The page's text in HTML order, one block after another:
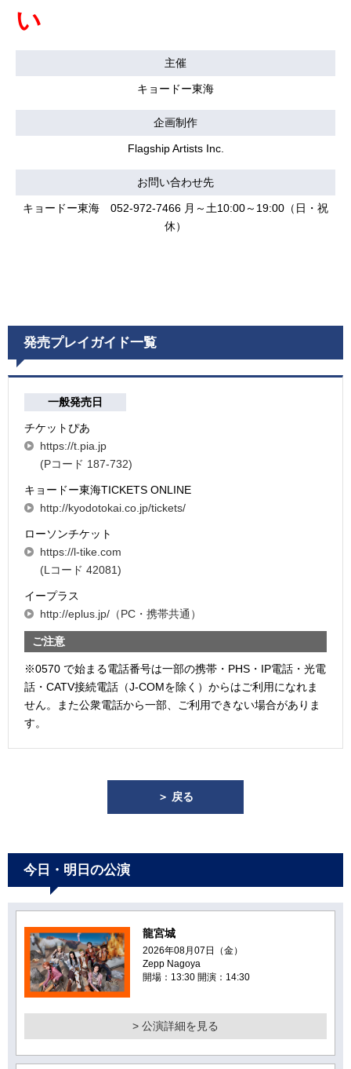
い
主催
キョードー東海
企画制作
Flagship Artists Inc.
お問い合わせ先
キョードー東海 052-972-7466 月～土10:00～19:00（日・祝
休）
発売プレイガイド一覧
一般発売日
チケットぴあ
https://t.pia.jp
(Pコード 187-732)
キョードー東海TICKETS ONLINE
http://kyodotokai.co.jp/tickets/
ローソンチケット
https://l-tike.com
(Lコード 42081)
イープラス
http://eplus.jp/（PC・携帯共通）
ご注意
※0570 で始まる電話番号は一部の携帯・PHS・IP電話・光電
話・CATV接続電話（J-COMを除く）からはご利用になれま
せん。また公衆電話から一部、ご利用できない場合がありま
す。
＞ 戻る
今日・明日の公演
龍宮城
2026年08月07日（金）
Zepp Nagoya
開場：13:30 開演：14:30
> 公演詳細を見る